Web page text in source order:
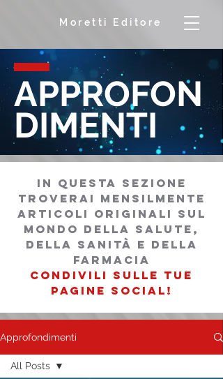
Moretti Editore
APPROFON
DIMENTI
in questa sezione
troverai mensilmente
articoli originali sul
mondo della salutE,
della sanità e della
farmacia
condivili sulle tue
pagine social!
Approfondimenti
All Posts